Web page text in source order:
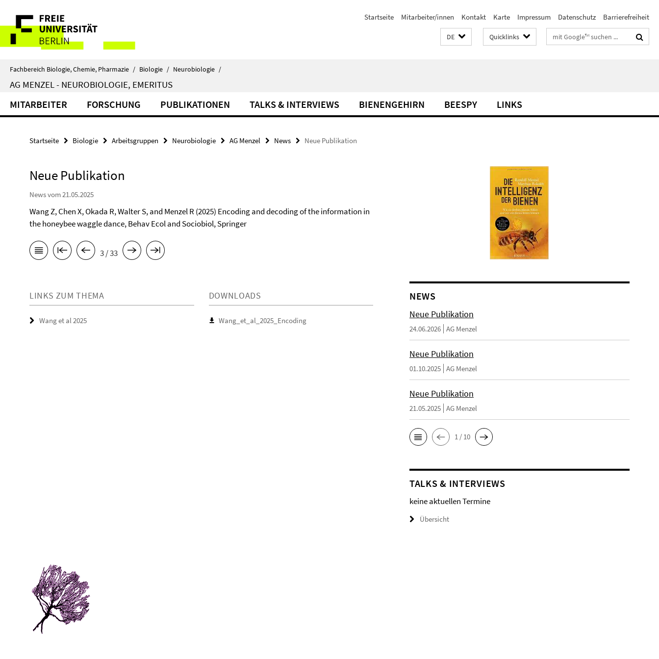
direkt
Inhalt
Service-
Navigation
Startseite Mitarbeiter/innen Kontakt Karte Impressum Datenschutz Barrierefreiheit
DE Quicklinks Suchbegriffe
Fachbereich Biologie, Chemie, Pharmazie / Biologie / Neurobiologie /
AG MENZEL - NEUROBIOLOGIE, EMERITUS
MITARBEITER FORSCHUNG PUBLIKATIONEN TALKS & INTERVIEWS BIENENGEHIRN BEESPY LINKS
Startseite Biologie Arbeitsgruppen Neurobiologie AG Menzel News Neue Publikation
Neue Publikation
News vom 21.05.2025
Wang Z, Chen X, Okada R, Walter S, and Menzel R (2025) Encoding and decoding of the information in
the honeybee waggle dance, Behav Ecol and Sociobiol, Springer
3 / 33
LINKS ZUM THEMA
Wang et al 2025
DOWNLOADS
Wang_et_al_2025_Encoding
NEWS
Neue Publikation
24.06.2026 AG Menzel
Neue Publikation
01.10.2025 AG Menzel
Neue Publikation
21.05.2025 AG Menzel
1 / 10
TALKS & INTERVIEWS
keine aktuellen Termine
Übersicht